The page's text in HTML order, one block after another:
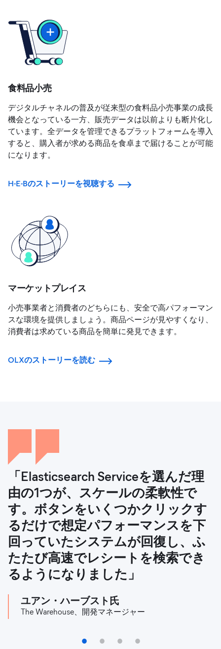
食料品小売
デジタルチャネルの普及が従来型の食料品小売事業の成長
機会となっている一方、販売データは以前よりも断片化し
ています。全データを管理できるプラットフォームを導入
すると、購入者が求める商品を食卓まで届けることが可能
になります。
H-E-Bのストーリーを視聴する
マーケットプレイス
小売事業者と消費者のどちらにも、安全で高パフォーマン
スな環境を提供しましょう。商品ページが見やすくなり、
消費者は求めている商品を簡単に発見できます。
OLXのストーリーを読む
「Elasticsearch Serviceを選んだ理
由の1つが、スケールの柔軟性で
す。ボタンをいくつかクリックす
るだけで想定パフォーマンスを下
回っていたシステムが回復し、ふ
たたび高速でレシートを検索でき
るようになりました」
ユアン・ハーブスト氏
The Warehouse、開発マネージャー
「Elasticsearchのおかげでeコマー
スプラットフォームを開発できた
上、あらゆる領域が効率的になり
ました。現在は、自社店舗とパー
トナー店舗の両方がこのプラット
フォームでつながっています。ク
エリの精度が上がり、時間の短縮
と、クエリの信頼性の向上も実現
しました」
Netshoes、IT開発責任者
「eコマースにとって最大の課題は
不正取引です。Elasticの機械学習
が、この問題に対処する上で大き
な希望をもたらしています」
アルベルト・レスコ・ペレス氏
ShopBack、エンジニアリングマネージャー
「OLXはミッションクリティカル
なデータをElasticセキュリティで
保護しています。ローカルな取引
プラットフォームのネットワーク
を安全な環境で強化、拡張するこ
とができ、私たちにとっても、お
客様にとっても安心です」
OLXセキュリティチーム
1 2 3 4